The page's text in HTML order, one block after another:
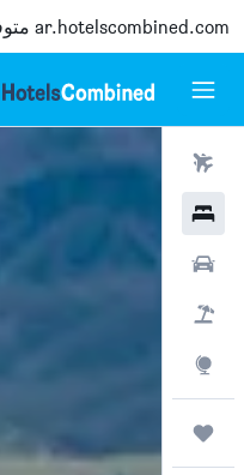
ar.hotelscombined.com
رحلات طيران
فنادق
سيارات